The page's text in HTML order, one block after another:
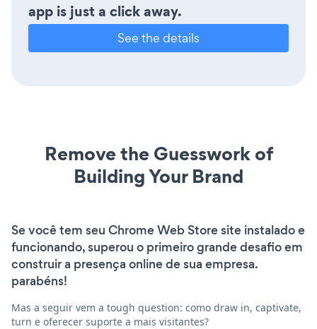
app is just a click away.
See the details
Remove the Guesswork of
Building Your Brand
Se você tem seu Chrome Web Store site instalado e
funcionando, superou o primeiro grande desafio em
construir a presença online de sua empresa.
parabéns!
Mas a seguir vem a tough question: como draw in, captivate,
turn e oferecer suporte a mais visitantes?